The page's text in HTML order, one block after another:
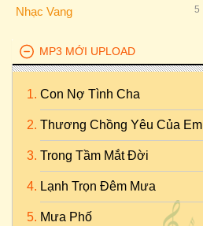
Nhạc Vang 5
MP3 MỚI UPLOAD
Con Nợ Tình Cha
Thương Chồng Yêu Của Em
Trong Tầm Mắt Đời
Lạnh Trọn Đêm Mưa
Mưa Phố